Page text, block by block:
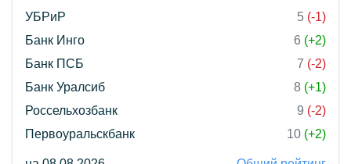
УБРиР
5 (-1)
Банк Инго
6 (+2)
Банк ПСБ
7 (-2)
Банк Уралсиб
8 (+1)
Россельхозбанк
9 (-2)
Первоуральскбанк
10 (+2)